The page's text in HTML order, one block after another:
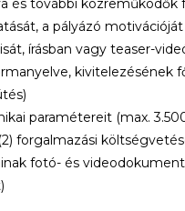
és további
a pályázó
írásban vagy teaser-
kivitelezésének
paramétereit (max.
forgalmazási
fotó- és